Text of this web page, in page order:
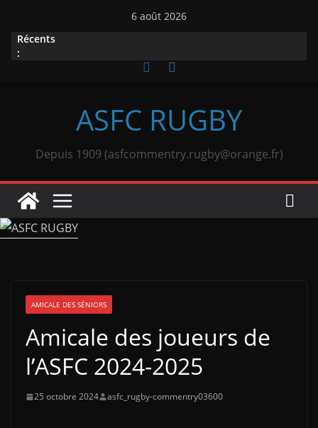
contenu
6 août 2026
Récents
:
ASFC RUGBY
Depuis 1909 (asfcommentry.rugby@orange.fr)
AMICALE DES SÉNIORS
Amicale des joueurs de
l’ASFC 2024-2025
25 octobre 2024 asfc_rugby-commentry03600